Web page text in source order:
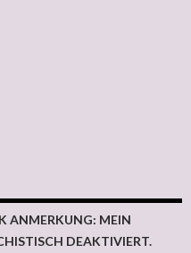
ANMERKUNG: MEIN
DEAKTIVIERT.